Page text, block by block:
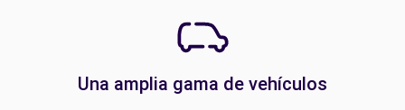
Una amplia gama de vehículos